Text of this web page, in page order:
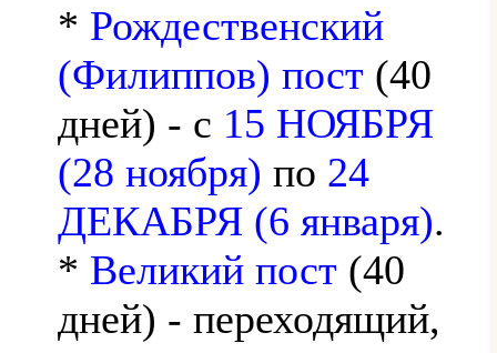
* Рождественский
(Филиппов) пост (40
дней) - с 15 НОЯБРЯ
(28 ноября) по 24
ДЕКАБРЯ (6 января).
* Великий пост (40
дней) - переходящий,